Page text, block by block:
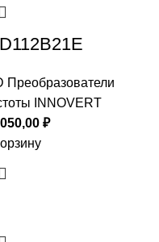
Преобразователи
INNOVERT
₽